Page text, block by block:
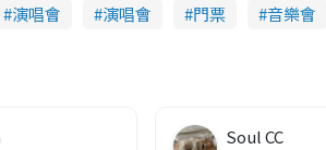
演唱會 演唱會 門票 音樂會
Soul CC